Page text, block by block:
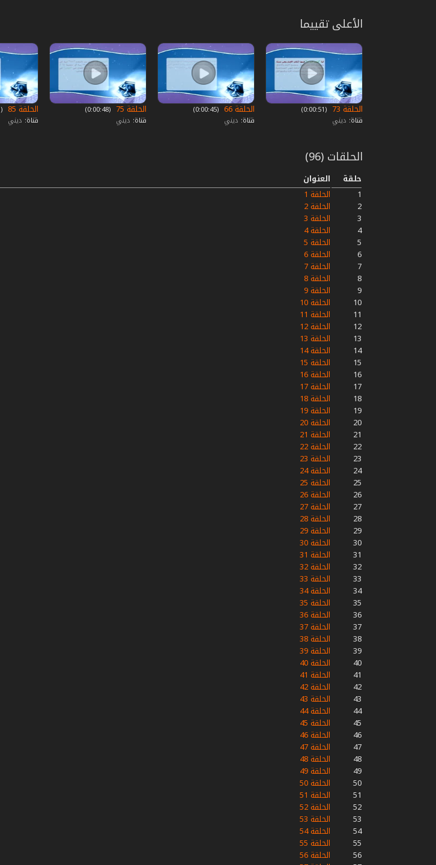
الأعلى تقييما
الحلقة 73
‏ (0:00:51)
قناة: ديني
الحلقة 66
‏ (0:00:45)
قناة: ديني
الحلقة 75
‏ (0:00:48)
قناة: ديني
الحلقة 85
‏ (0:01:01)
قناة: ديني
الحلقات (96)
حلقة العنوان
1
الحلقة 1
2
الحلقة 2
3
الحلقة 3
4
الحلقة 4
5
الحلقة 5
6
الحلقة 6
7
الحلقة 7
8
الحلقة 8
9
الحلقة 9
10
الحلقة 10
11
الحلقة 11
12
الحلقة 12
13
الحلقة 13
14
الحلقة 14
15
الحلقة 15
16
الحلقة 16
17
الحلقة 17
18
الحلقة 18
19
الحلقة 19
20
الحلقة 20
21
الحلقة 21
22
الحلقة 22
23
الحلقة 23
24
الحلقة 24
25
الحلقة 25
26
الحلقة 26
27
الحلقة 27
28
الحلقة 28
29
الحلقة 29
30
الحلقة 30
31
الحلقة 31
32
الحلقة 32
33
الحلقة 33
34
الحلقة 34
35
الحلقة 35
36
الحلقة 36
37
الحلقة 37
38
الحلقة 38
39
الحلقة 39
40
الحلقة 40
41
الحلقة 41
42
الحلقة 42
43
الحلقة 43
44
الحلقة 44
45
الحلقة 45
46
الحلقة 46
47
الحلقة 47
48
الحلقة 48
49
الحلقة 49
50
الحلقة 50
51
الحلقة 51
52
الحلقة 52
53
الحلقة 53
54
الحلقة 54
55
الحلقة 55
56
الحلقة 56